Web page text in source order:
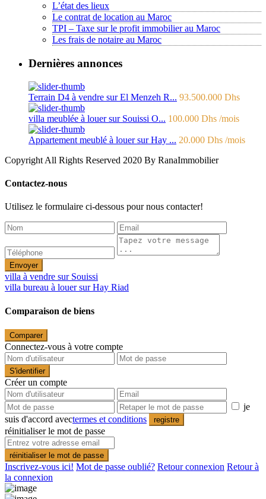
L’état des lieux
Le contrat de location au Maroc
TPI – Taxe sur le profit immobilier au Maroc
Les frais de notaire au Maroc
Dernières annonces
Terrain D4 à vendre sur El Menzeh R... 93.500.000 Dhs
villa meublée à louer sur Souissi O... 100.000 Dhs /mois
Appartement meublé à louer sur Hay ... 20.000 Dhs /mois
Copyright All Rights Reserved 2020 By RanaImmobilier
Contactez-nous
Utilisez le formulaire ci-dessous pour nous contacter!
Envoyer
villa à vendre sur Souissi
villa bureau à louer sur Hay Riad
Comparaison de biens
Comparer
Connectez-vous à votre compte
S'identifier
Créer un compte
je
suis d'accord avectermes et conditions registre
réinitialiser le mot de passe
réinitialiser le mot de passe
Inscrivez-vous ici! Mot de passe oublié? Retour connexion Retour à
la connexion